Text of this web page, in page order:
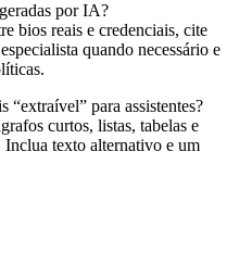
por IA?
bios reais e credenciais, cite
quando necessário e
para assistentes?
curtos, listas, tabelas e
Inclua texto alternativo e um